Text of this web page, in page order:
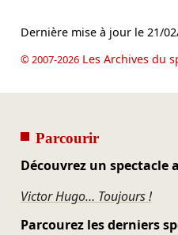
Dernière mise à jour le 21/
© 2007-2026Les Archives du
Parcourir
Découvrez un spectacle
Victor Hugo… Toujours !
Parcourez les derniers